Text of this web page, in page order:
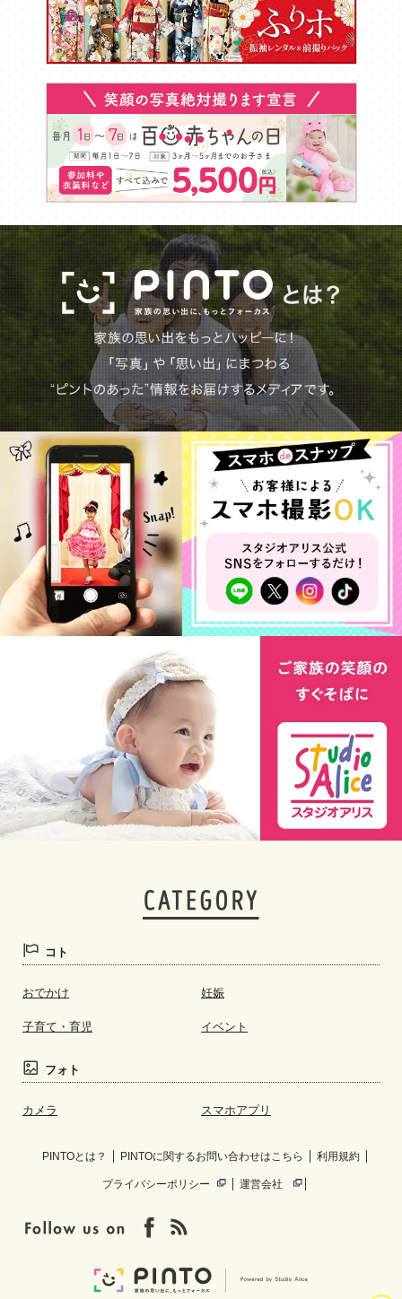
コト
おでかけ 妊娠
子育て・育児 イベント
フォト
カメラ スマホアプリ
PINTOとは？ PINTOに関するお問い合わせはこちら 利用規約
プライバシーポリシー 運営会社